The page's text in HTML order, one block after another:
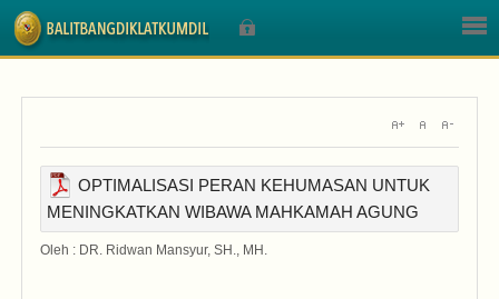
OPTIMALISASI PERAN KEHUMASAN UNTUK
MENINGKATKAN WIBAWA MAHKAMAH AGUNG
Oleh : DR. Ridwan Mansyur, SH., MH.
Sign In
Nama Pengguna